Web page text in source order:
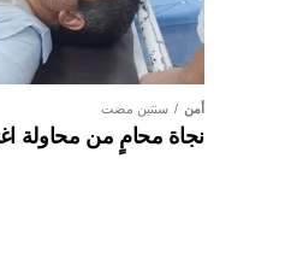
أمن سنتين مضت
نجاة محامٍ من محاولة